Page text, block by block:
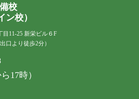
校
ン校）
11-25 新栄ビル６F
口より徒歩2分）
17時）